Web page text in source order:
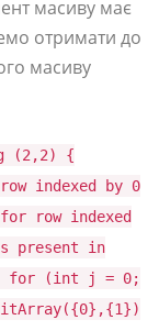
масиву має
отримати до
масиву
(2,2) {
indexed by 0
row indexed
present in
for (int j = 0;